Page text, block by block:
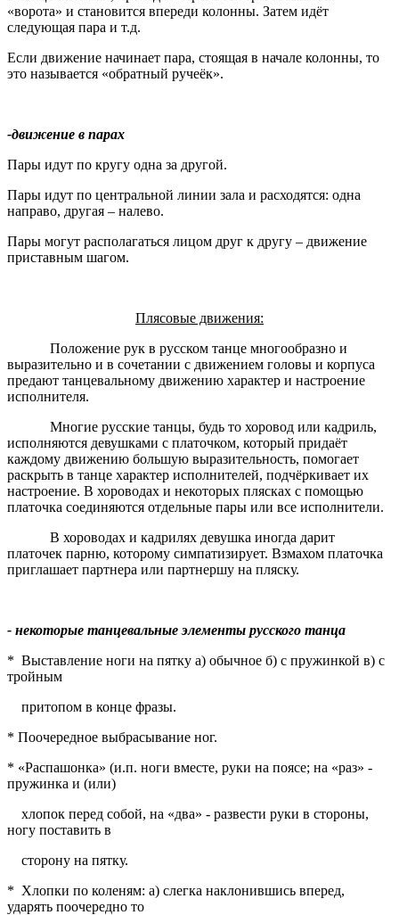
«ворота» и становится впереди колонны. Затем идёт
следующая пара и т.д.
Если движение начинает пара, стоящая в начале колонны, то
это называется «обратный ручеёк».
-движение в парах
Пары идут по кругу одна за другой.
Пары идут по центральной линии зала и расходятся: одна
направо, другая – налево.
Пары могут располагаться лицом друг к другу – движение
приставным шагом.
Плясовые движения:
Положение рук в русском танце многообразно и
выразительно и в сочетании с движением головы и корпуса
предают танцевальному движению характер и настроение
исполнителя.
Многие русские танцы, будь то хоровод или кадриль,
исполняются девушками с платочком, который придаёт
каждому движению большую выразительность, помогает
раскрыть в танце характер исполнителей, подчёркивает их
настроение. В хороводах и некоторых плясках с помощью
платочка соединяются отдельные пары или все исполнители.
В хороводах и кадрилях девушка иногда дарит
платочек парню, которому симпатизирует. Взмахом платочка
приглашает партнера или партнершу на пляску.
- некоторые танцевальные элементы русского танца
* Выставление ноги на пятку а) обычное б) с пружинкой в) с
тройным
притопом в конце фразы.
* Поочередное выбрасывание ног.
* «Распашонка» (и.п. ноги вместе, руки на поясе; на «раз» -
пружинка и (или)
хлопок перед собой, на «два» - развести руки в стороны,
ногу поставить в
сторону на пятку.
* Хлопки по коленям: а) слегка наклонившись вперед,
ударять поочередно то